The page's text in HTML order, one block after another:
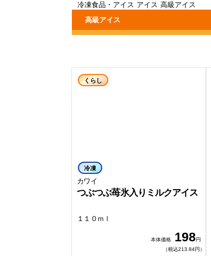
冷凍食品・アイス アイス 高級アイス
カテゴリーで絞り込む
高級アイス
くらし
冷凍
カワイ
つぶつぶ苺氷入りミルクアイス
１１０ｍｌ
本体価格 198円
（税込213.84円）